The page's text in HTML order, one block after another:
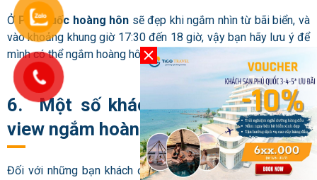
Ở Phú Quốc hoàng hôn sẽ đẹp khi ngắm nhìn từ bãi biển, và
vào khoảng khung giờ 17:30 đến 18 giờ, vậy bạn hãy lưu ý để
mình có thể ngắm hoàng hôn một cách tuyệt vời nhất.
6. Một số khách sạn và resort có
view ngắm hoàng hôn Phú Quốc
Đối với những bạn khách đến Phú Quốc để du lịch và muốn